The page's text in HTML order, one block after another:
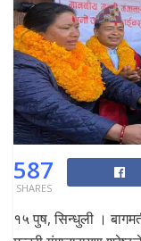
587
SHARES
१५ पुष, सिन्धुली ।